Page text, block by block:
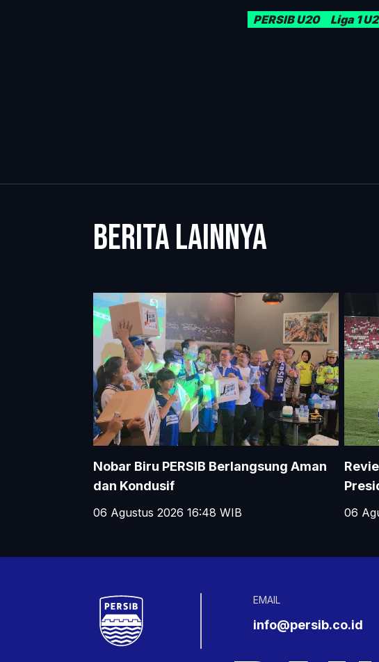
PERSIB U20 Liga 1
BERITA LAINNYA
Nobar Biru PERSIB Berlangsung Aman
dan Kondusif
06 Agustus 2026 16:48 WIB 06
EMAIL
info@persib.co.id